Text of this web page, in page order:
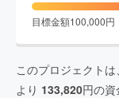
目標金額100,000円
このプロジェクトは、
より 133,820円の資